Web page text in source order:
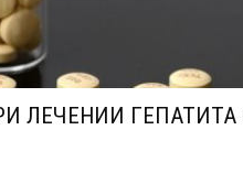
ЛЕЧЕНИИ ГЕПАТИТА